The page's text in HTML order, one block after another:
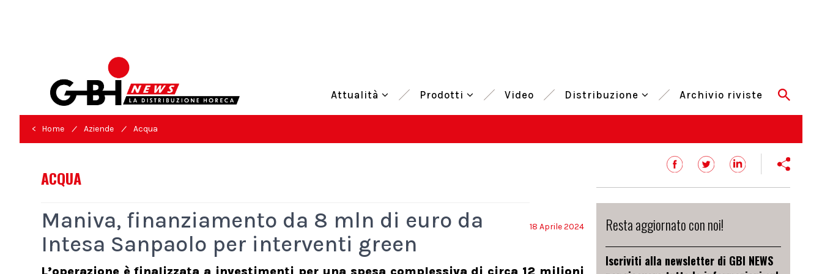
Attualità Prodotti Video Distribuzione Archivio riviste
< Home / Aziende / Acqua
ACQUA
18 Aprile 2024
Maniva, finanziamento da 8 mln di euro da
Intesa Sanpaolo per interventi green
Resta aggiornato con noi!
Iscriviti alla newsletter di GBI NEWS